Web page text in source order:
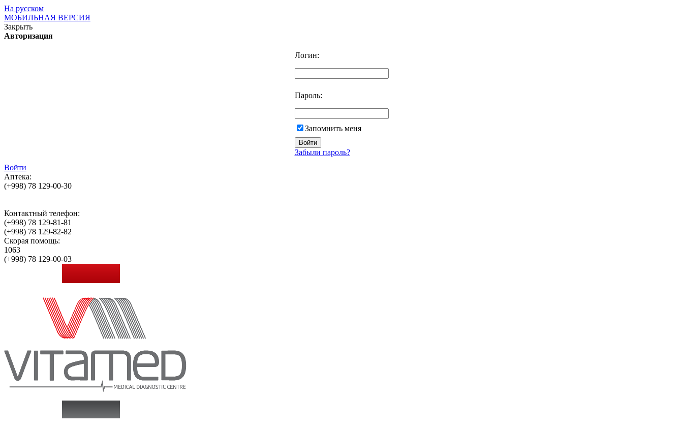
На русском
МОБИЛЬНАЯ ВЕРСИЯ
Закрыть
Авторизация
Логин:
Пароль:
Запомнить меня
Забыли пароль?
Войти
Аптека:
(+998) 78 129-00-30
Контактный телефон:
(+998) 78 129-81-81
(+998) 78 129-82-82
Скорая помощь:
1063
(+998) 78 129-00-03